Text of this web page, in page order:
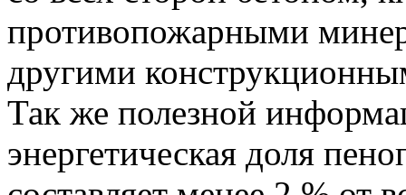
противопожарными
другими
Так же полезной
энергетическая доля